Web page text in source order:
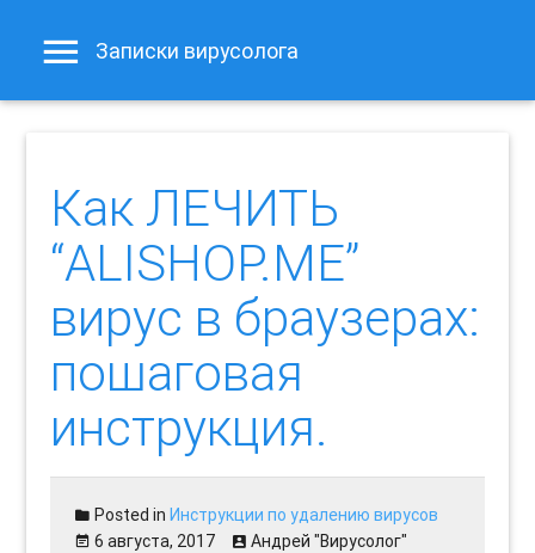
Записки вирусолога
Как ЛЕЧИТЬ
“ALISHOP.ME”
вирус в браузерах:
пошаговая
инструкция.
Posted inИнструкции по удалению вирусов
6 августа, 2017
Андрей "Вирусолог"